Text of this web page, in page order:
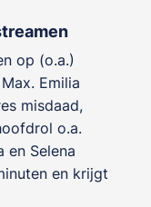
op (o.a.)
Emilia
misdaad,
o.a.
en Selena
en krijgt